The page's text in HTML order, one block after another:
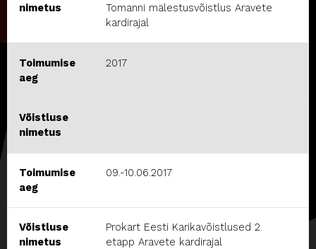
nimetus
Tomanni mälestusvõistlus Aravete
kardirajal
Toimumise
aeg
2017
Võistluse
nimetus
Toimumise
aeg
09.-10.06.2017
Võistluse
nimetus
Prokart Eesti Karikavõistlused 2.
etapp Aravete kardirajal